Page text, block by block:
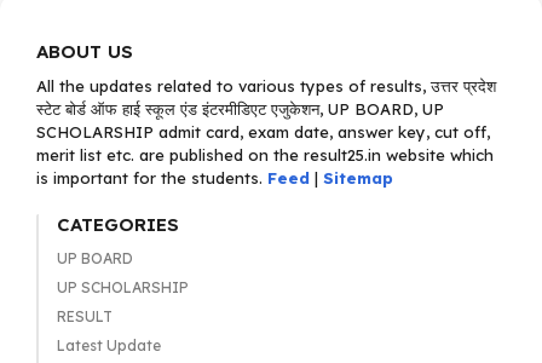
ABOUT US
All the updates related to various types of results, उत्तर प्रदेश
स्टेट बोर्ड ऑफ हाई स्कूल एंड इंटरमीडिएट एजुकेशन, UP BOARD, UP
SCHOLARSHIP admit card, exam date, answer key, cut off,
merit list etc. are published on the result25.in website which
is important for the students. Feed | Sitemap
CATEGORIES
UP BOARD
UP SCHOLARSHIP
RESULT
Latest Update